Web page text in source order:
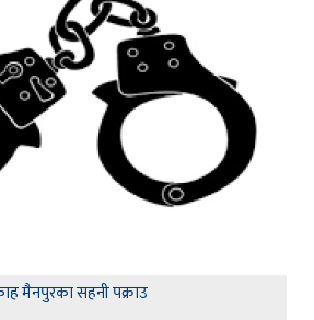
मैनपुरका सहनी पक्राउ